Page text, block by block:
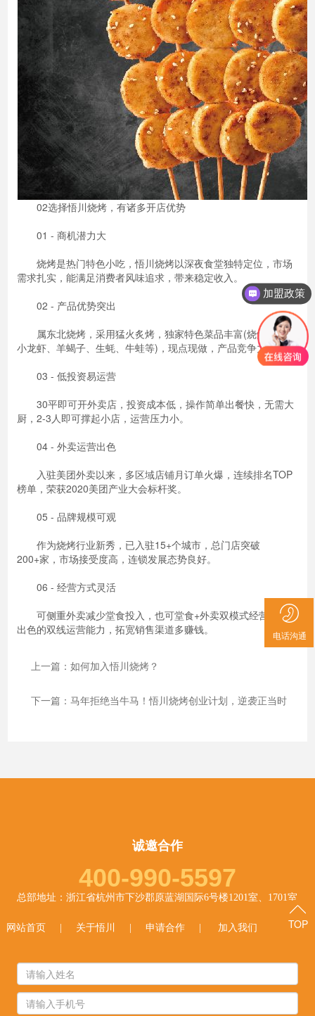
02选择悟川烧烤，有诸多开店优势
01 - 商机潜力大
烧烤是热门特色小吃，悟川烧烤以深夜食堂独特定位，市场
需求扎实，能满足消费者风味追求，带来稳定收入。
02 - 产品优势突出
属东北烧烤，采用猛火炙烤，独家特色菜品丰富(烧烤、麻辣
小龙虾、羊蝎子、生蚝、牛蛙等)，现点现做，产品竞争力强。
03 - 低投资易运营
30平即可开外卖店，投资成本低，操作简单出餐快，无需大
厨，2-3人即可撑起小店，运营压力小。
04 - 外卖运营出色
入驻美团外卖以来，多区域店铺月订单火爆，连续排名TOP
榜单，荣获2020美团产业大会标杆奖。
05 - 品牌规模可观
作为烧烤行业新秀，已入驻15+个城市，总门店突破
200+家，市场接受度高，连锁发展态势良好。
06 - 经营方式灵活
可侧重外卖减少堂食投入，也可堂食+外卖双模式经营，依托
出色的双线运营能力，拓宽销售渠道多赚钱。
上一篇：如何加入悟川烧烤？
下一篇：马年拒绝当牛马！悟川烧烤创业计划，逆袭正当时
诚邀合作
400-990-5597
总部地址：浙江省杭州市下沙郡原蓝湖国际6号楼1201室、1701室
网站首页| 关于悟川 | 申请合作| 加入我们
电话沟通
TOP
加盟政策